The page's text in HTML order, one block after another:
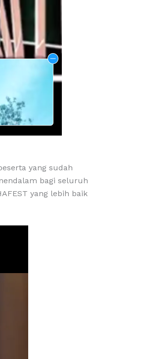
yang sudah
bagi seluruh
yang lebih baik